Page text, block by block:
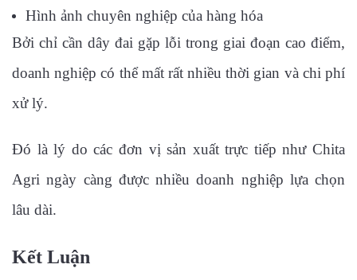
Hình ảnh chuyên nghiệp của hàng hóa
Bởi chỉ cần dây đai gặp lỗi trong giai đoạn cao điểm,
doanh nghiệp có thể mất rất nhiều thời gian và chi phí
xử lý.
Đó là lý do các đơn vị sản xuất trực tiếp như Chita
Agri ngày càng được nhiều doanh nghiệp lựa chọn
lâu dài.
Kết Luận